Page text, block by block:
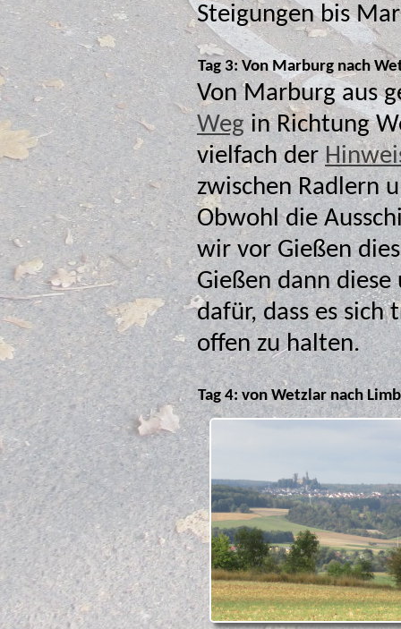
Tag 3: Von Marburg nach
Von Marburg aus
Wegin Richtung Wetzlar. Auf diesen Wegen findet sich
vielfach der
zwischen Radlern
Obwohl die Ausschilderung
wir vor Gießen
Gießen dann
dafür, dass es sich
offen zu halten.
Tag 4: von Wetzlar nach